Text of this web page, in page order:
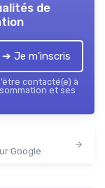
de
➔ Je m'inscris
contacté(e) à
et ses
Google